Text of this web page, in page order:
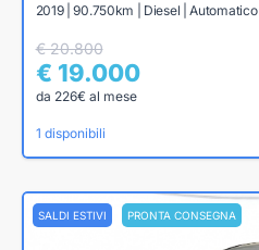
2019 | 90.750km | Diesel | Automatico
€ 20.800
€ 19.000
da 226€ al mese
1 disponibili
SALDI ESTIVI PRONTA CONSEGNA